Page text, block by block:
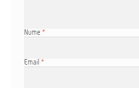
Nume *
Email *